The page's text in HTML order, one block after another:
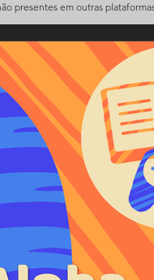
presentes em outras